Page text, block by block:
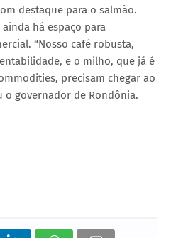
destaque para o salmão.
há espaço para
“Nosso café robusta,
e o milho, que já é
precisam chegar ao
o governador de Rondônia.